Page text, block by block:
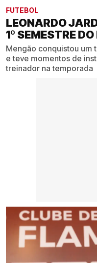
FUTEBOL
LEONARDO
1º SEMESTRE
Mengão conquistou um
e teve momentos de
treinador na temporada